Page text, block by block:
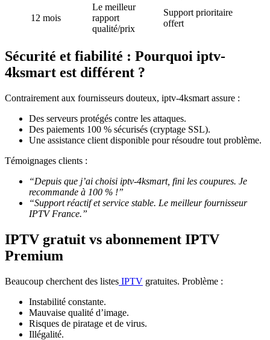
12 mois
Le meilleur
rapport
qualité/prix
Support prioritaire
offert
Sécurité et fiabilité : Pourquoi iptv-
4ksmart est différent ?
Contrairement aux fournisseurs douteux, iptv-4ksmart assure :
Des serveurs protégés contre les attaques.
Des paiements 100 % sécurisés (cryptage SSL).
Une assistance client disponible pour résoudre tout problème.
Témoignages clients :
“Depuis que j’ai choisi iptv-4ksmart, fini les coupures. Je
recommande à 100 % !”
“Support réactif et service stable. Le meilleur fournisseur
IPTV France.”
IPTV gratuit vs abonnement IPTV
Premium
Beaucoup cherchent des listes IPTV gratuites. Problème :
Instabilité constante.
Mauvaise qualité d’image.
Risques de piratage et de virus.
Illégalité.